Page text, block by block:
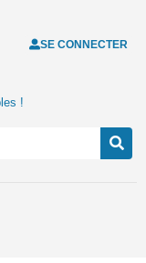
SE CONNECTER
!